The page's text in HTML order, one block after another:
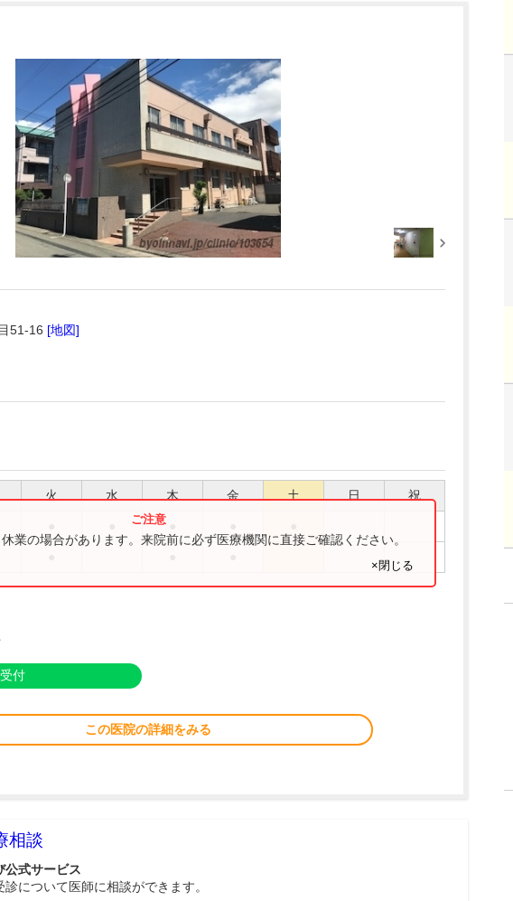
51-16 [地図]
火 水 木 金 土 日 祝
業の場合があります。来院前に必ず医療機関に直接ご確認ください。
×閉じる
付
この医院の詳細をみる
相談
公式サービス
診について医師に相談ができます。